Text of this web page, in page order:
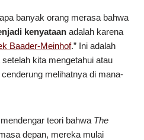
banyak orang merasa bahwa
kenyataan adalah karena
Baader-Meinhof.” Ini adalah
kita mengetahui atau
melihatnya di mana-
teori bahwa The
depan, mereka mulai